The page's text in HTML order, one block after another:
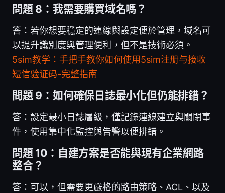
問題 8：我需要購買域名嗎？
答：若你想要穩定的連線與設定便於管理，域名可
以提升識別度與管理便利，但不是技術必須。
5sim教学：手把手教你如何使用5sim注册与接收
短信验证码-完整指南
問題 9：如何確保日誌最小化但仍能排錯？
答：設定最小日誌層級，僅記錄連線建立與關閉事
件，使用集中化監控與告警以便排錯。
問題 10：自建方案是否能與現有企業網路
整合？
答：可以，但需要更嚴格的路由策略、ACL、以及